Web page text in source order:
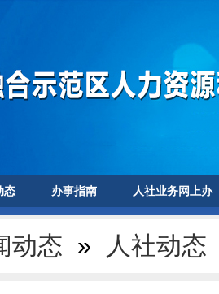
态 办事指南 人社业务网上办
动态 » 人社动态